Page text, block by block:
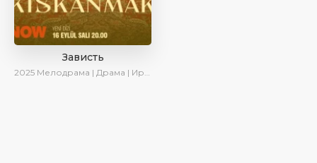
Зависть
2025 Мелодрама | Драма | Ирина Котова | AlisaDirilis | Новинки | Сериалы 2025